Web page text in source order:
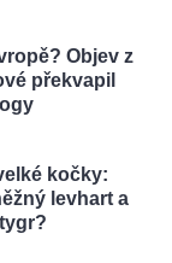
Objev z
překvapil
kočky:
levhart a